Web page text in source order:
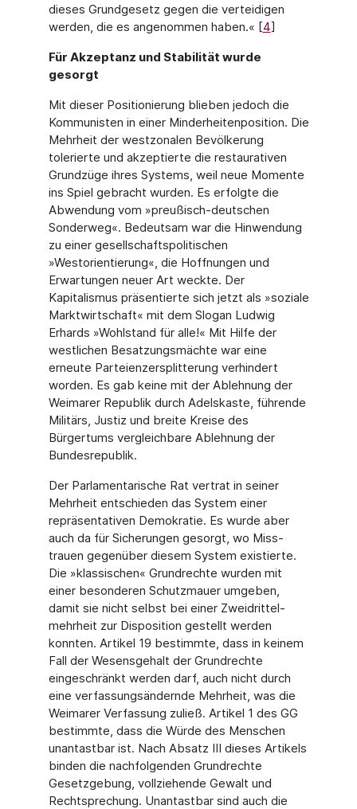
dieses Grundgesetz gegen die verteidi­gen
werden, die es angenommen haben.« [4]
Für Akzeptanz und Stabilität wurde
gesorgt
Mit dieser Positionierung blieben jedoch die
Kommunisten in einer Minderheitenposition. Die
Mehrheit der westzonalen Bevölkerung
tolerierte und akzeptierte die restaurativen
Grundzüge ihres Systems, weil neue Momente
ins Spiel gebracht wurden. Es erfolgte die
Abwendung vom »preußisch-deutschen
Sonderweg«. Bedeutsam war die Hinwendung
zu einer gesellschaftspolitischen
»Westorientierung«, die Hoffnungen und
Erwartungen neuer Art weckte. Der
Kapitalismus präsentierte sich jetzt als »soziale
Marktwirtschaft« mit dem Slogan Ludwig
Erhards »Wohlstand für alle!« Mit Hilfe der
westlichen Besat­zungsmächte war eine
erneute Parteienzersplitterung verhindert
worden. Es gab keine mit der Ablehnung der
Weimarer Republik durch Adelskaste, führende
Militärs, Justiz und breite Kreise des
Bürgertums vergleichbare Ablehnung der
Bundesrepublik.
Der Parlamentarische Rat vertrat in seiner
Mehrheit entschieden das System einer
repräsentativen Demokratie. Es wurde aber
auch da für Sicherungen gesorgt, wo Miss­
trauen gegenüber diesem System existierte.
Die »klassischen« Grundrechte wurden mit
einer besonderen Schutzmauer umgeben,
damit sie nicht selbst bei einer Zweidrittel­
mehrheit zur Disposition gestellt werden
konnten. Artikel 19 bestimmte, dass in keinem
Fall der Wesensgehalt der Grundrechte
eingeschränkt werden darf, auch nicht durch
eine verfassungsändernde Mehrheit, was die
Weimarer Verfassung zuließ. Artikel 1 des GG
bestimmte, dass die Würde des Menschen
unantastbar ist. Nach Absatz III dieses Artikels
binden die nachfolgenden Grundrechte
Gesetzgebung, vollziehende Gewalt und
Rechtsprechung. Unantastbar sind auch die